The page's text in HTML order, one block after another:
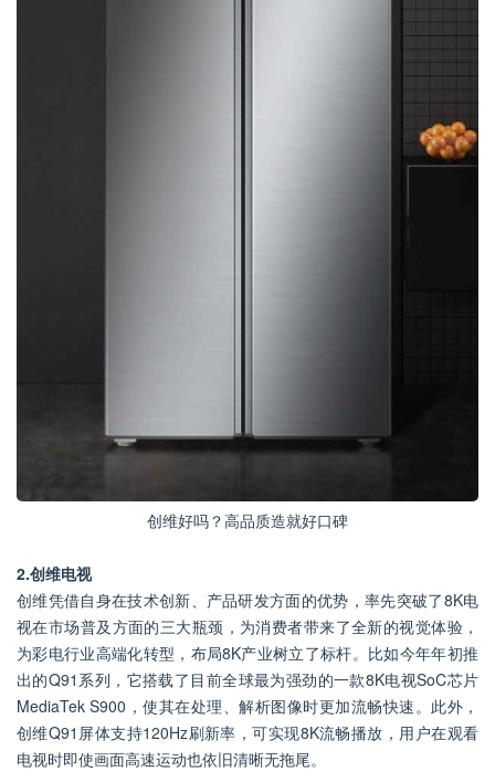
创维好吗？高品质造就好口碑
2.创维电视
创维凭借自身在技术创新、产品研发方面的优势，率先突破了8K电
视在市场普及方面的三大瓶颈，为消费者带来了全新的视觉体验，
为彩电行业高端化转型，布局8K产业树立了标杆。比如今年年初推
出的Q91系列，它搭载了目前全球最为强劲的一款8K电视SoC芯片
MediaTek S900，使其在处理、解析图像时更加流畅快速。此外，
创维Q91屏体支持120Hz刷新率，可实现8K流畅播放，用户在观看
电视时即使画面高速运动也依旧清晰无拖尾。